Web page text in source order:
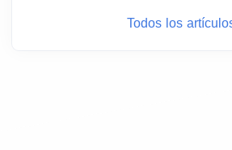
Todos los